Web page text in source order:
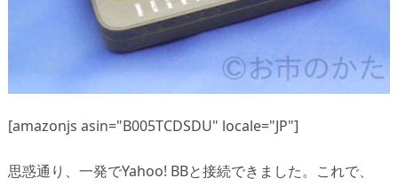
[amazonjs asin="B005TCDSDU" locale="JP"]
思惑通り、一発でYahoo! BBと接続できました。これで、